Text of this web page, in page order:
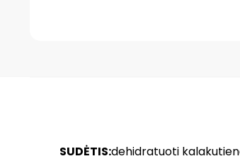
SUDĖTIS:dehidratuoti